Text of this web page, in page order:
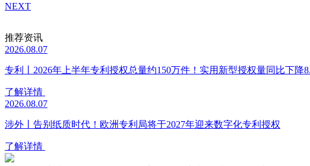
NEXT
推荐资讯
2026.08.07
专利丨2026年上半年专利授权总量约150万件！实用新型授权量同比下降
了解详情
2026.08.07
涉外丨告别纸质时代！欧洲专利局将于2027年迎来数字化专利授权
了解详情